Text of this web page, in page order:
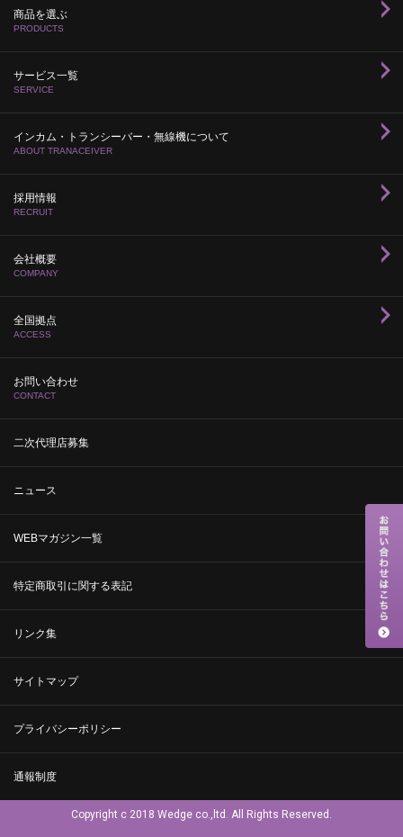
商品を選ぶ
PRODUCTS
サービス一覧
SERVICE
インカム・トランシーバー・無線機について
ABOUT TRANACEIVER
採用情報
RECRUIT
会社概要
COMPANY
全国拠点
ACCESS
お問い合わせ
CONTACT
二次代理店募集
ニュース
WEBマガジン一覧
特定商取引に関する表記
リンク集
サイトマップ
プライバシーポリシー
通報制度
Copyright c 2018 Wedge co.,ltd. All Rights Reserved.